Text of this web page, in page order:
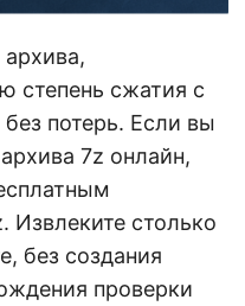
степень сжатия с
потерь. Если вы
7z онлайн,
Извлеките столько
без создания
проверки